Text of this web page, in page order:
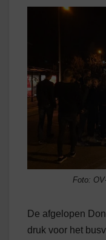
Foto:
De afgelopen
druk voor het